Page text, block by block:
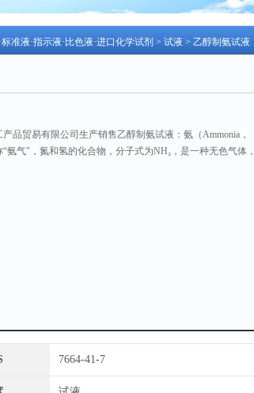
准液·指示液·比色液·进口化学试剂 > 试液 > 乙醇制氨试液
品贸易有限公司生产销售乙醇制氨试液：氨（Ammonia，
氨气"，氮和氢的化合物，分子式为NH₃，是一种无色气体，
7664-41-7